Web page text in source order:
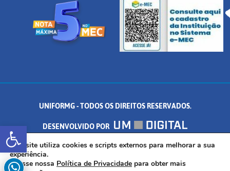
Abrir a barra de ferramentas
UNIFORMG - TODOS OS DIREITOS RESERVADOS.
DESENVOLVIDO POR
AV. DR. ARNALDO DE SENNA, 328 - PALMEIRAS, FORMIGA/MG - CEP:
35.574.530
Este site utiliza cookies e scripts externos para melhorar a sua
experiência.
Acesse nossa Política de Privacidade para obter mais